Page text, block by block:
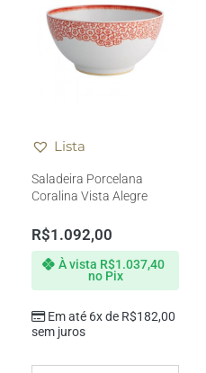
Lista
Saladeira Porcelana
Coralina Vista Alegre
R$1.092,00
Em até 6x de R$182,00
sem juros
À vista R$1.037,40
no Pix